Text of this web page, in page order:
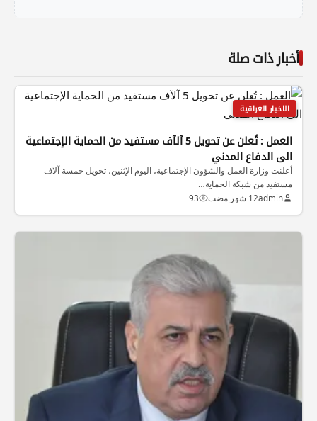
أخبار ذات صلة
الاخبار العراقية
العمل : تُعلن عن تحويل 5 آلآف مستفيد من الحماية الإجتماعية
الى الدفاع المدني
أعلنت وزارة العمل والشؤون الإجتماعية، اليوم الإثنين، تحويل خمسة آلاف
مستفيد من شبكة الحماية…
admin12 شهر مضت 93